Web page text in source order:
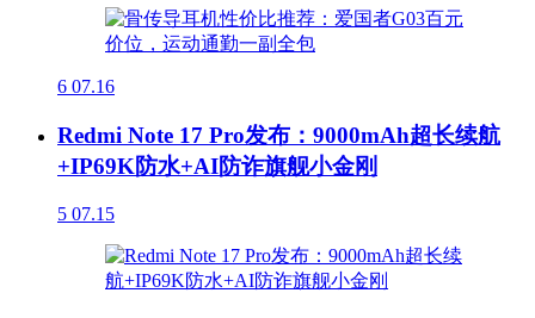
6 07.16
Redmi Note 17 Pro发布：9000mAh超长续航
+IP69K防水+AI防诈旗舰小金刚
5 07.15